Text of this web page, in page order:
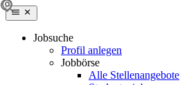
Jobsuche
Profil anlegen
Jobbörse
Alle Stellenangebote